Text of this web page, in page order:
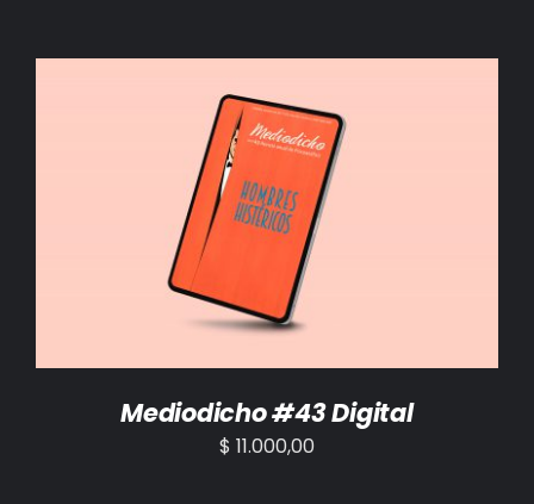
AÑADIR AL CARRITO /
Mediodicho #43 Digital
$ 11.000,00